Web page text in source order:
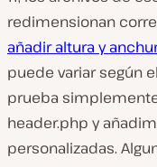
redimensionan
añadir altura y
puede variar según
prueba
header.php y
personalizadas.